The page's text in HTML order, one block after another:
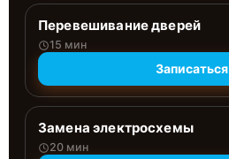
Перевешивание дверей
15 мин
Записаться
Замена электросхемы
20 мин